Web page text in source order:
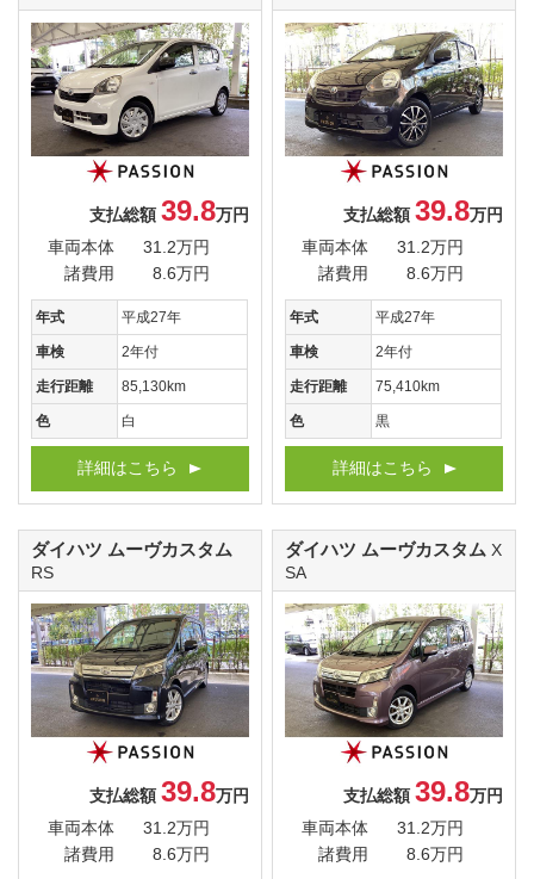
支払総額 39.8万円
車両本体
31.2万円
諸費用
8.6万円
年式 平成27年
車検 2年付
走行距離 85,130km
色 白
詳細はこちら
支払総額 39.8万円
車両本体
31.2万円
諸費用
8.6万円
年式 平成27年
車検 2年付
走行距離 75,410km
色 黒
詳細はこちら
ダイハツ ムーヴカスタム
RS
支払総額 39.8万円
車両本体
31.2万円
諸費用
8.6万円
ダイハツ ムーヴカスタム X
SA
支払総額 39.8万円
車両本体
31.2万円
諸費用
8.6万円